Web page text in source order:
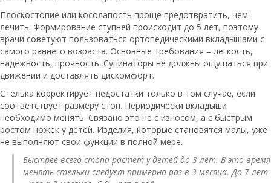
Плоскостопие или косолапость проще предотвратить, чем
лечить. Формирование ступней происходит до 5 лет, поэтому
врачи советуют пользоваться ортопедическими вкладышами с
самого раннего возраста. Основные требования – легкость,
надежность, прочность. Супинаторы не должны ощущаться при
движении и доставлять дискомфорт.
Стелька корректирует недостатки только в том случае, если
соответствует размеру стоп. Периодически вкладыши
необходимо менять. Связано это не с износом, а с быстрым
ростом ножек у детей. Изделия, которые становятся малы, уже
не выполняют свои функции в полной мере.
Быстрее всего стопа растет у детей до 3 лет. В это время
менять стельки следует примерно раз в 3 месяца. До 7 лет